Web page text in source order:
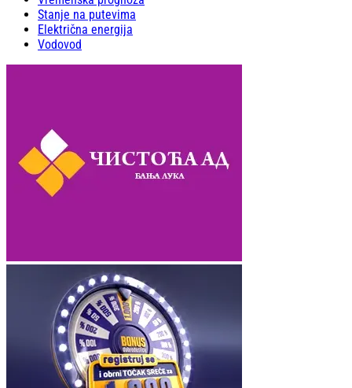
Stanje na putevima
Električna energija
Vodovod